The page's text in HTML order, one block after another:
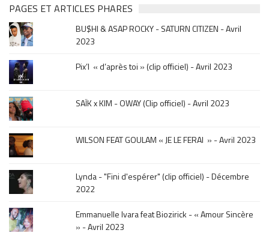
&
musique,
click
sur
le
mois
de
la
sortie
PAGES ET ARTICLES PHARES
BU$HI & ASAP ROCKY - SATURN CITIZEN - Avril
2023
Pix’l « d’après toi » (clip officiel) - Avril 2023
SAÏK x KIM - OWAY (Clip officiel) - Avril 2023
WILSON FEAT GOULAM « JE LE FERAI » - Avril 2023
Lynda - "Fini d'espérer" (clip officiel) - Décembre
2022
Emmanuelle Ivara feat Biozirick - « Amour Sincère
» - Avril 2023